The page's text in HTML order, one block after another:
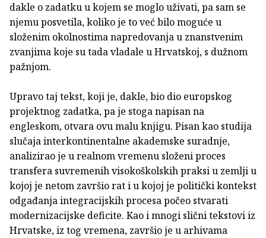
dakle o zadatku u kojem se moglo uživati, pa sam se
njemu posvetila, koliko je to već bilo moguće u
složenim okolnostima napredovanja u znanstvenim
zvanjima koje su tada vladale u Hrvatskoj, s dužnom
pažnjom.
Upravo taj tekst, koji je, dakle, bio dio europskog
projektnog zadatka, pa je stoga napisan na
engleskom, otvara ovu malu knjigu. Pisan kao studija
slučaja interkontinentalne akademske suradnje,
analizirao je u realnom vremenu složeni proces
transfera suvremenih visokoškolskih praksi u zemlji u
kojoj je netom završio rat i u kojoj je politički kontekst
odgađanja integracijskih procesa počeo stvarati
modernizacijske deficite. Kao i mnogi slični tekstovi iz
Hrvatske, iz tog vremena, završio je u arhivama